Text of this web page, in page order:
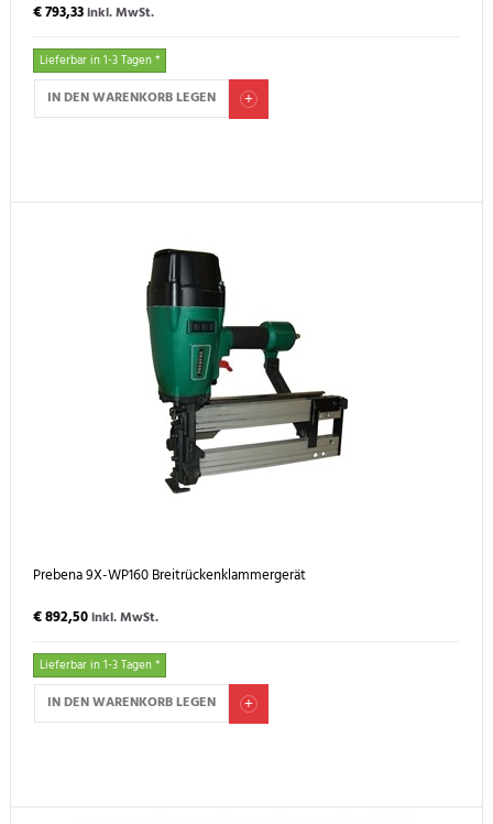
€ 793,33inkl. MwSt.
Lieferbar in 1-3 Tagen *
IN DEN WARENKORB LEGEN
Prebena 9X-WP160 Breitrückenklammergerät
€ 892,50inkl. MwSt.
Lieferbar in 1-3 Tagen *
IN DEN WARENKORB LEGEN